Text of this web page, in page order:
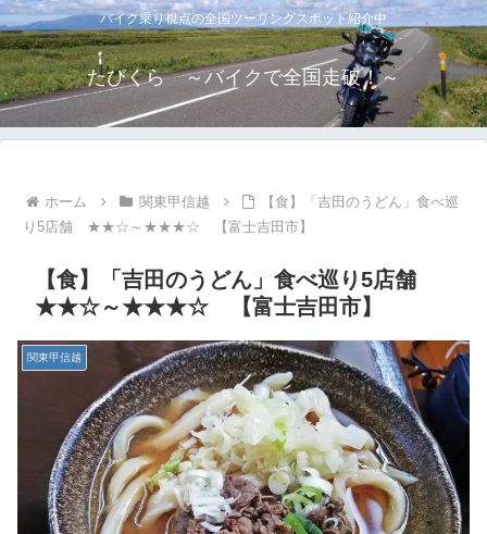
バイク乗り視点の全国ツーリングスポット紹介中
たびくら ～バイクで全国走破！～
ホーム 関東甲信越
【食】「吉田のうどん」食べ巡
り5店舗 ★★☆～★★★☆ 【富士吉田市】
【食】「吉田のうどん」食べ巡り5店舗
★★☆～★★★☆ 【富士吉田市】
関東甲信越